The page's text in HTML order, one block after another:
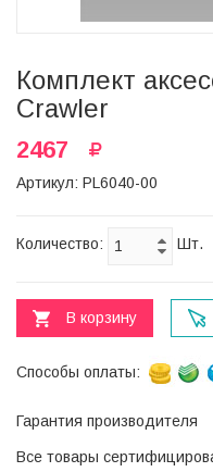
Комплект
Crawler
2467
Артикул: PL6040-00
Количество:
В корзину
Способы оплаты:
Гарантия производителя
Все товары